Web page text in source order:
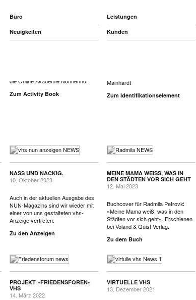
Büro Leistungen
Neuigkeiten
Kunden
ONLINE AKADEMIE
die Online Akademie Nonnenhof
Zum Activity Book
1000 JAHRE MAINHARDT
Mainhardt
Zum Identifikationselement
NASS UND NACKIG.
10. Oktober 2023
Auch in der aktuellen Ausgabe des
NUN-Magazins sind wir wieder mit
einer von uns gestalteten vhs-
Anzeige vertreten.
Zu den Anzeigen
MEINE MAMA WEISS, WAS IN D
EN STÄDTEN VOR SICH GEHT
12. Mai 2023
Buchcover für Radmila Petrović
»Meine Mama weiß, was in den
Städten vor sich geht«. Erschienen
bei Voland & Quist Verlag.
Zu dem Buch
PROJEKT »FRIEDENSFOREN«
VHS
14. März 2022
VIRTUELLE VHS
13. Dezember 2021